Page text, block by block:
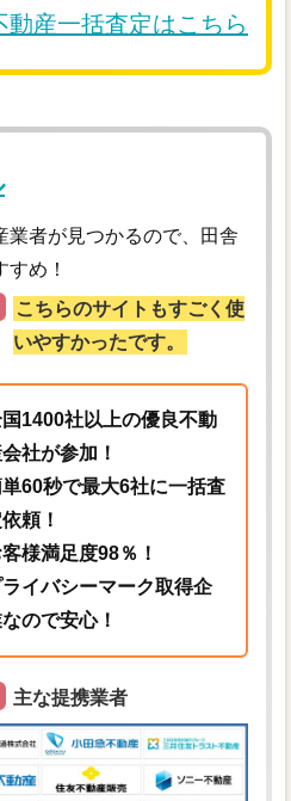
産一括査定はこちら
業者が見つかるので、田舎
め！
こちらのサイトもすごく使
いやすかったです。
1400社以上の優良不動
社が参加！
60秒で最大6社に一括査
頼！
様満足度98％！
ライバシーマーク取得企
ので安心！
主な提携業者